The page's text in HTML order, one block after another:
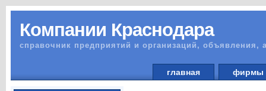
Компании Краснодара
справочник предприятий и организаций, объявления,
главная